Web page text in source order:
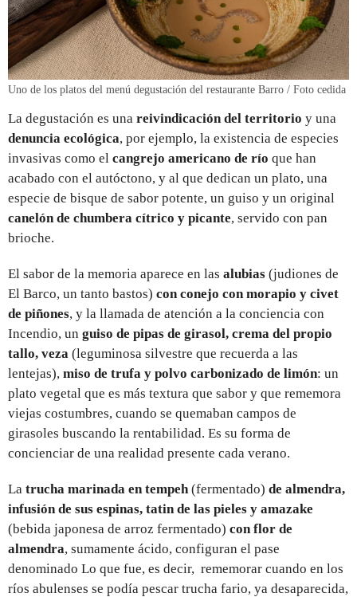
Uno de los platos del menú degustación del restaurante Barro / Foto cedida
La degustación es una reivindicación del territorio y una
denuncia ecológica, por ejemplo, la existencia de especies
invasivas como el cangrejo americano de río que han
acabado con el autóctono, y al que dedican un plato, una
especie de bisque de sabor potente, un guiso y un original
canelón de chumbera cítrico y picante, servido con pan
brioche.
El sabor de la memoria aparece en las alubias (judiones de
El Barco, un tanto bastos) con conejo con morapio y civet
de piñones, y la llamada de atención a la conciencia con
Incendio, un guiso de pipas de girasol, crema del propio
tallo, veza (leguminosa silvestre que recuerda a las
lentejas), miso de trufa y polvo carbonizado de limón: un
plato vegetal que es más textura que sabor y que rememora
viejas costumbres, cuando se quemaban campos de
girasoles buscando la rentabilidad. Es su forma de
concienciar de una realidad presente cada verano.
La trucha marinada en tempeh (fermentado) de almendra,
infusión de sus espinas, tatin de las pieles y amazake
(bebida japonesa de arroz fermentado) con flor de
almendra, sumamente ácido, configuran el pase
denominado Lo que fue, es decir, rememorar cuando en los
ríos abulenses se podía pescar trucha fario, ya desaparecida,